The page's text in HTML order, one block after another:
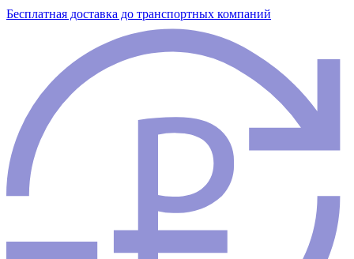
Бесплатная доставка до транспортных компаний